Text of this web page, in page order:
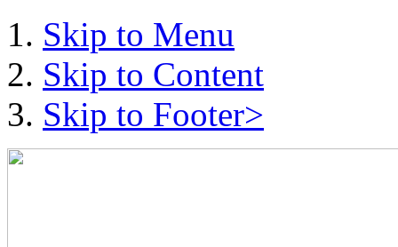
Skip to Menu
Skip to Content
Skip to Footer>